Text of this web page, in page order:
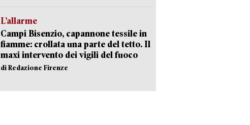
L’allarme
Campi Bisenzio, capannone tessile in
fiamme: crollata una parte del tetto. Il
maxi intervento dei vigili del fuoco
di Redazione Firenze